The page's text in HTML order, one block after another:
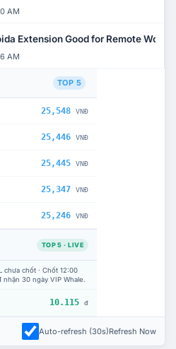
AM
Extension Good for Remote Work?
AM
TOP 5
25,548 VNĐ
25,446 VNĐ
25,445 VNĐ
25,347 VNĐ
25,246 VNĐ
TOP 5 · LIVE
chưa chốt · Chốt 12:00
30 ngày VIP Whale.
10.115 đ
Auto-refresh (30s)Refresh Now